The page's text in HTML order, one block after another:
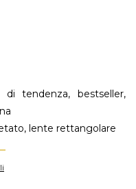
tendenza, bestseller,
lente rettangolare